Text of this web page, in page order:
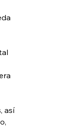
así